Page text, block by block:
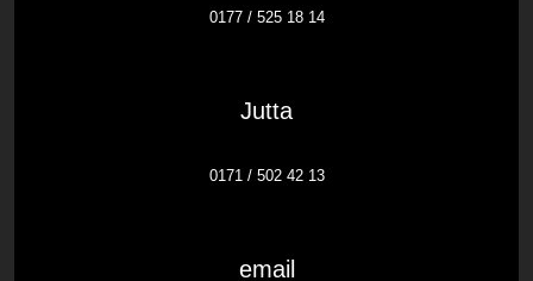
0177 / 525 18 14
Jutta
0171 / 502 42 13
email